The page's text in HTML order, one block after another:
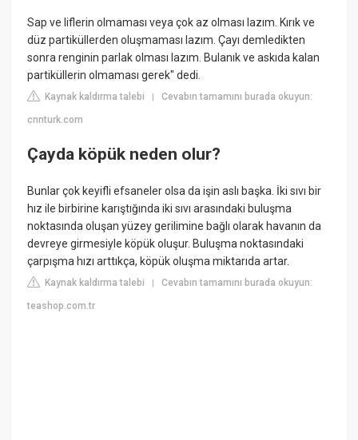
Sap ve liflerin olmaması veya çok az olması lazım. Kırık ve
düz partiküllerden oluşmaması lazım. Çayı demledikten
sonra renginin parlak olması lazım. Bulanık ve askıda kalan
partiküllerin olmaması gerek" dedi.
Kaynak kaldırma talebi |Cevabın tamamını burada okuyun:
cnnturk.com
Çayda köpük neden olur?
Bunlar çok keyifli efsaneler olsa da işin aslı başka. İki sıvı bir
hız ile birbirine karıştığında iki sıvı arasındaki buluşma
noktasında oluşan yüzey gerilimine bağlı olarak havanın da
devreye girmesiyle köpük oluşur. Buluşma noktasındaki
çarpışma hızı arttıkça, köpük oluşma miktarıda artar.
Kaynak kaldırma talebi |Cevabın tamamını burada okuyun:
teashop.com.tr